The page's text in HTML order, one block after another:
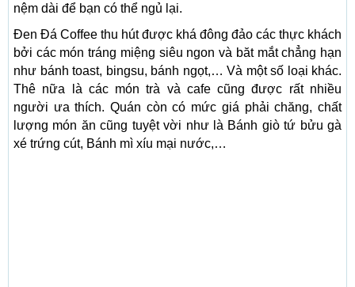
nệm dài để bạn có thể ngủ lại.
Đen Đá Coffee thu hút được khá đông đảo các thực khách
bởi các món tráng miệng siêu ngon và băt mắt chẳng hạn
như bánh toast, bingsu, bánh ngọt,… Và một số loại khác.
Thê nữa là các món trà và cafe cũng được rất nhiều
người ưa thích. Quán còn có mức giá phải chăng, chất
lượng món ăn cũng tuyệt vời như là Bánh giò tứ bửu gà
xé trứng cút, Bánh mì xíu mại nước,…